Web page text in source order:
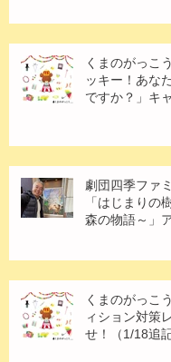
くまのがっこ
ッキー！あな
ですか？」キ
劇団四季ファ
「はじまりの
森の物語～」
くまのがっこ
ィション対策
せ！（1/18追記